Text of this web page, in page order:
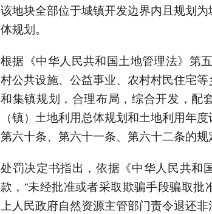
该地块全部位于城镇开发边界内且规划
体规划。
根据《中华人民共和国土地管理法》第
村公共设施、公益事业、农村村民住宅
和集镇规划，合理布局，综合开发，配
（镇）土地利用总体规划和土地利用年
第六十条、第六十一条、第六十二条的规
处罚决定书指出，依据《中华人民共和
款，“未经批准或者采取欺骗手段骗取
上人民政府自然资源主管部门责令退还